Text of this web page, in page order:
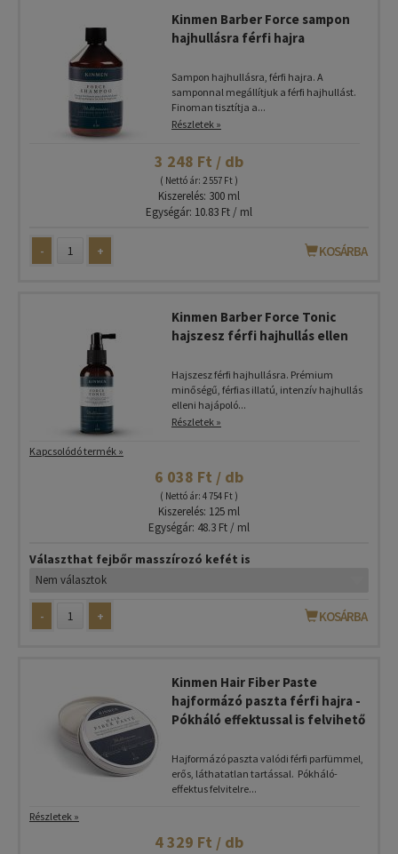
Kinmen Barber Force sampon
hajhullásra férfi hajra
Sampon hajhullásra, férfi hajra. A
samponnal megállítjuk a férfi hajhullást.
Finoman tisztítja a...
Részletek »
3 248 Ft / db
( Nettó ár: 2 557 Ft )
Kiszerelés: 300 ml
Egységár: 10.83 Ft / ml
- + KOSÁRBA
Kinmen Barber Force Tonic
hajszesz férfi hajhullás ellen
Hajszesz férfi hajhullásra. Prémium
minőségű, férfias illatú, intenzív hajhullás
elleni hajápoló...
Részletek »
Kapcsolódó termék »
6 038 Ft / db
( Nettó ár: 4 754 Ft )
Kiszerelés: 125 ml
Egységár: 48.3 Ft / ml
Választhat fejbőr masszírozó kefét is
- + KOSÁRBA
Kinmen Hair Fiber Paste
hajformázó paszta férfi hajra -
Pókháló effektussal is felvihető
Hajformázó paszta valódi férfi parfümmel,
erős, láthatatlan tartással. Pókháló-
effektus felvitelre...
Részletek »
4 329 Ft / db